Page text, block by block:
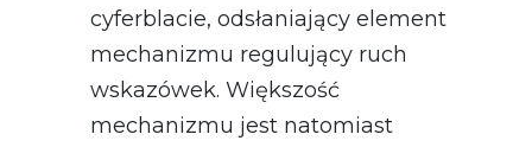
cyferblacie, odsłaniający element
mechanizmu regulujący ruch
wskazówek. Większość
mechanizmu jest natomiast